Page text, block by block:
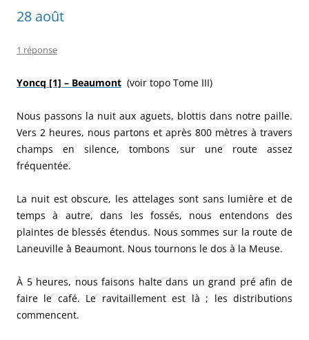
28 août
1 réponse
Yoncq [1] – Beaumont (voir topo Tome III)
Nous passons la nuit aux aguets, blottis dans notre paille.
Vers 2 heures, nous partons et après 800 mètres à travers
champs en silence, tombons sur une route assez
fréquentée.
La nuit est obscure, les attelages sont sans lumière et de
temps à autre, dans les fossés, nous entendons des
plaintes de blessés étendus. Nous sommes sur la route de
Laneuville à Beaumont. Nous tournons le dos à la Meuse.
À 5 heures, nous faisons halte dans un grand pré afin de
faire le café. Le ravitaillement est là ; les distributions
commencent.